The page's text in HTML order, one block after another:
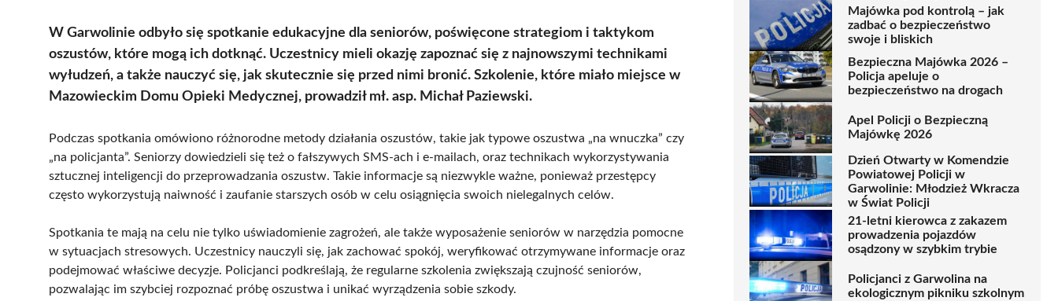
W Garwolinie odbyło się spotkanie edukacyjne dla seniorów, poświęcone strategiom i taktykom
oszustów, które mogą ich dotknąć. Uczestnicy mieli okazję zapoznać się z najnowszymi technikami
wyłudzeń, a także nauczyć się, jak skutecznie się przed nimi bronić. Szkolenie, które miało miejsce w
Mazowieckim Domu Opieki Medycznej, prowadził mł. asp. Michał Paziewski.
Podczas spotkania omówiono różnorodne metody działania oszustów, takie jak typowe oszustwa „na wnuczka” czy
„na policjanta”. Seniorzy dowiedzieli się też o fałszywych SMS-ach i e-mailach, oraz technikach wykorzystywania
sztucznej inteligencji do przeprowadzania oszustw. Takie informacje są niezwykle ważne, ponieważ przestępcy
często wykorzystują naiwność i zaufanie starszych osób w celu osiągnięcia swoich nielegalnych celów.
Spotkania te mają na celu nie tylko uświadomienie zagrożeń, ale także wyposażenie seniorów w narzędzia pomocne
w sytuacjach stresowych. Uczestnicy nauczyli się, jak zachować spokój, weryfikować otrzymywane informacje oraz
podejmować właściwe decyzje. Policjanci podkreślają, że regularne szkolenia zwiększają czujność seniorów,
pozwalając im szybciej rozpoznać próbę oszustwa i unikać wyrządzenia sobie szkody.
Majówka pod kontrolą – jak
zadbać o bezpieczeństwo
swoje i bliskich
Bezpieczna Majówka 2026 –
Policja apeluje o
bezpieczeństwo na drogach
Apel Policji o Bezpieczną
Majówkę 2026
Dzień Otwarty w Komendzie
Powiatowej Policji w
Garwolinie: Młodzież Wkracza
w Świat Policji
21-letni kierowca z zakazem
prowadzenia pojazdów
osądzony w szybkim trybie
Policjanci z Garwolina na
ekologicznym pikniku szkolnym